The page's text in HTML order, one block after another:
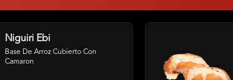
Niguiri Ebi
Base De Arroz Cubierto Con
Camaron